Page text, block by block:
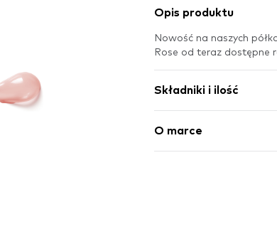
Opis produktu
Nowość na naszych
Rose od teraz dostępne
Składniki i ilość
O marce